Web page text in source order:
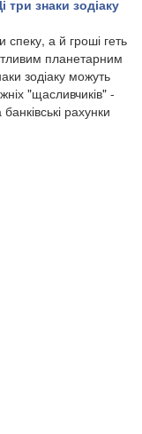
три знаки зодіаку
спеку, а й гроші геть
планетарним
зодіаку можуть
"щасливчиків" -
рахунки